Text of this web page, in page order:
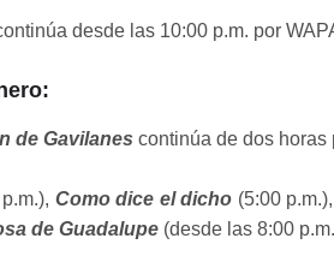
desde las 10:00 p.m. por
de Gavilanes continúa de dos horas
Como dice el dicho (5:00 p.m.),
de Guadalupe (desde las 8:00